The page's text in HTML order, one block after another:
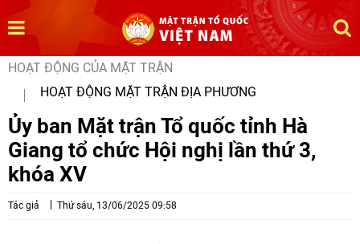
HOẠT ĐỘNG CỦA MẶT TRẬN
HOẠT ĐỘNG MẶT TRẬN ĐỊA PHƯƠNG
Ủy ban Mặt trận Tổ quốc tỉnh Hà
Giang tổ chức Hội nghị lần thứ 3,
khóa XV
Tác giả Thứ sáu, 13/06/2025 09:58